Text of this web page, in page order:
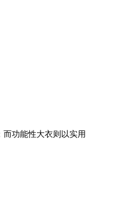
功能性大衣则以实用